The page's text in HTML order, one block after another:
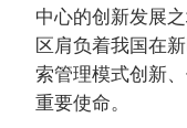
中心的创新发展
区肩负着我国在
索管理模式创新
重要使命。